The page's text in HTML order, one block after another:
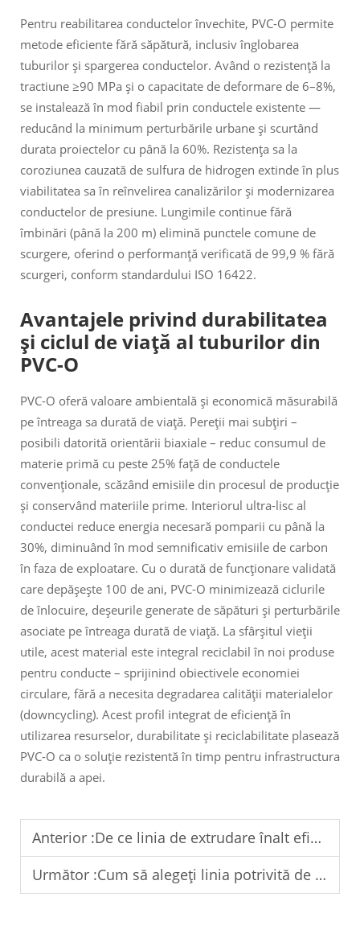
Pentru reabilitarea conductelor învechite, PVC-O permite
metode eficiente fără săpătură, inclusiv înglobarea
tuburilor și spargerea conductelor. Având o rezistență la
tractiune ≥90 MPa și o capacitate de deformare de 6–8%,
se instalează în mod fiabil prin conductele existente —
reducând la minimum perturbările urbane și scurtând
durata proiectelor cu până la 60%. Rezistența sa la
coroziunea cauzată de sulfura de hidrogen extinde în plus
viabilitatea sa în reînvelirea canalizărilor și modernizarea
conductelor de presiune. Lungimile continue fără
îmbinări (până la 200 m) elimină punctele comune de
scurgere, oferind o performanță verificată de 99,9 % fără
scurgeri, conform standardului ISO 16422.
Avantajele privind durabilitatea
și ciclul de viață al tuburilor din
PVC-O
PVC-O oferă valoare ambientală și economică măsurabilă
pe întreaga sa durată de viață. Pereții mai subțiri –
posibili datorită orientării biaxiale – reduc consumul de
materie primă cu peste 25% față de conductele
convenționale, scăzând emisiile din procesul de producție
și conservând materiile prime. Interiorul ultra-lisc al
conductei reduce energia necesară pomparii cu până la
30%, diminuând în mod semnificativ emisiile de carbon
în faza de exploatare. Cu o durată de funcționare validată
care depășește 100 de ani, PVC-O minimizează ciclurile
de înlocuire, deșeurile generate de săpături și perturbările
asociate pe întreaga durată de viață. La sfârșitul vieții
utile, acest material este integral reciclabil în noi produse
pentru conducte – sprijinind obiectivele economiei
circulare, fără a necesita degradarea calității materialelor
(downcycling). Acest profil integrat de eficiență în
utilizarea resurselor, durabilitate și reciclabilitate plasează
PVC-O ca o soluție rezistentă în timp pentru infrastructura
durabilă a apei.
Anterior :De ce linia de extrudare înalt eficientă pentru conducte PVC-O depășește modelele vechi
Următor :Cum să alegeți linia potrivită de extrudare pentru țevi din PVC-O în funcție de nevoile dumneavoastră